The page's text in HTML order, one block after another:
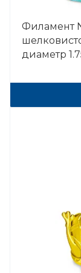
Филамент
диаметр